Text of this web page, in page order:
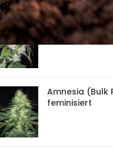
Black Domina
feminisiert
Amnesia (Bulk
feminisiert